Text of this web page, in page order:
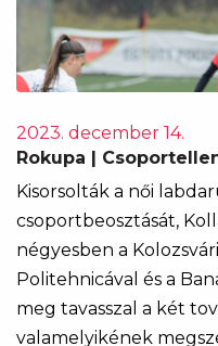
2023. december 14.
Rokupa |
Kisorsolták a női
csoportbeosztását,
négyesben a
Politehnicával és a
meg tavasszal a két
valamelyikének